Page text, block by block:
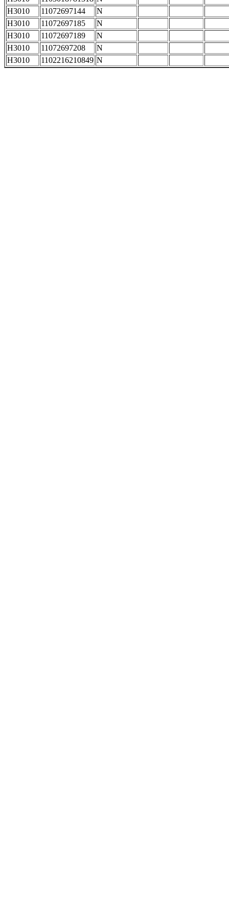
H3010
11072697144
N
H3010
11072697185
N
H3010
11072697189
N
H3010
11072697208
N
H3010
1102216210849 N